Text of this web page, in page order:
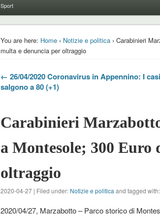
Sport
You are here: Home› Notizie e politica› Carabinieri
multa e denuncia per oltraggio
← 26/04/2020 Coronavirus in Appennino: I casi
salgono a 80 (+1)
Carabinieri
a Montesole; 300
oltraggio
2020-04-27 | Filed under: Notizie e politica and tagged with:
2020/04/27, Marzabotto – Parco storico di